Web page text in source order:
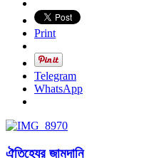
Print
Telegram
WhatsApp
ঐতিহ্যের জামদানি